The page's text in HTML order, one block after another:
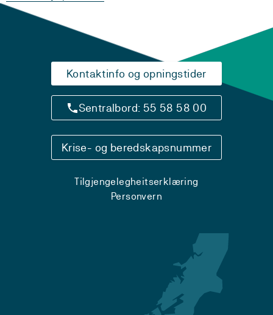
Kontaktinfo og opningstider
Sentralbord: 55 58 58 00
Krise- og beredskapsnummer
Tilgjengelegheitserklæring
Personvern